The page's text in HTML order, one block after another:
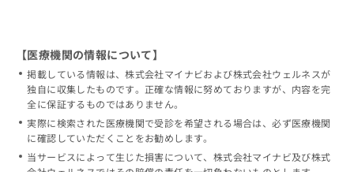
【医療機関の情報について】
掲載している情報は、株式会社マイナビおよび株式会社ウェルネスが
独自に収集したものです。正確な情報に努めておりますが、内容を完
全に保証するものではありません。
実際に検索された医療機関で受診を希望される場合は、必ず医療機関
に確認していただくことをお勧めします。
当サービスによって生じた損害について、株式会社マイナビ及び株式